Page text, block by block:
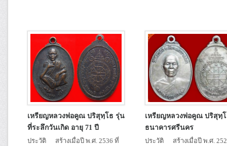
เหรียญหลวงพ่อคูณ ปริสุทฺโธ รุ่น
ที่ระลึกวันเกิด อายุ 71 ปี
ประวัติ สร้างเมื่อปี พ.ศ. 2536 ที่
เหรียญหลวงพ่อคูณ ปริสุทฺ
ธนาคารศรีนคร
ประวัติ สร้างเมื่อปี พ.ศ.